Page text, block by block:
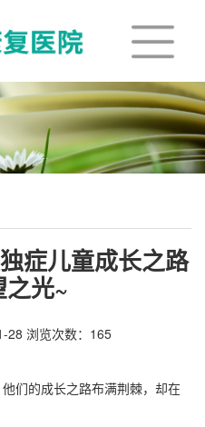
症儿童成长之路
之光~
浏览次数： 165
们的成长之路布满荆棘，却在